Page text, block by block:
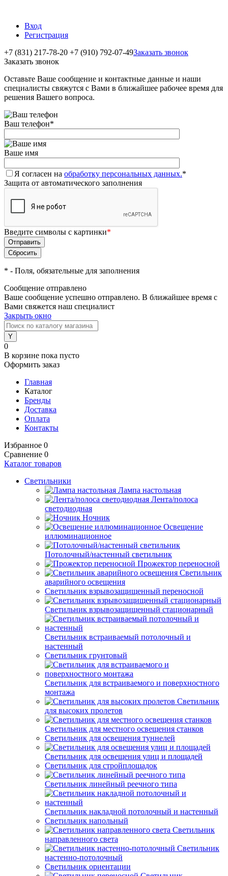
Вход
Регистрация
+7 (831) 217-78-20 +7 (910) 792-07-49Заказать звонок
Заказать звонок
Оставьте Ваше сообщение и контактные данные и наши
специалисты свяжутся с Вами в ближайшее рабочее время для
решения Вашего вопроса.
Ваш телефон*
Ваше имя
Я согласен на обработку персональных данных.*
Защита от автоматического заполнения
Введите символы с картинки*
* - Поля, обязательные для заполнения
Сообщение отправлено
Ваше сообщение успешно отправлено. В ближайшее время с
Вами свяжется наш специалист
Закрыть окно
0
В корзине пока пусто
Оформить заказ
Главная
Каталог
Бренды
Доставка
Оплата
Контакты
Избранное 0
Сравнение 0
Каталог товаров
Светильники
Лампа настольная
Лента/полоса
светодиодная
Ночник
Освещение
иллюминационное
Потолочный/настенный светильник
Прожектор переносной
Светильник
аварийного освещения
Светильник взрывозащищенный переносной
Светильник взрывозащищенный стационарный
Светильник встраиваемый потолочный и
настенный
Светильник грунтовый
Светильник для встраиваемого и поверхностного
монтажа
Светильник
для высоких пролетов
Светильник для местного освещения станков
Светильник для освещения туннелей
Светильник для освещения улиц и площадей
Светильник для стройплощадок
Светильник линейный реечного типа
Светильник накладной потолочный и настенный
Светильник напольный
Светильник
направленного света
Светильник
настенно-потолочный
Светильник ориентации